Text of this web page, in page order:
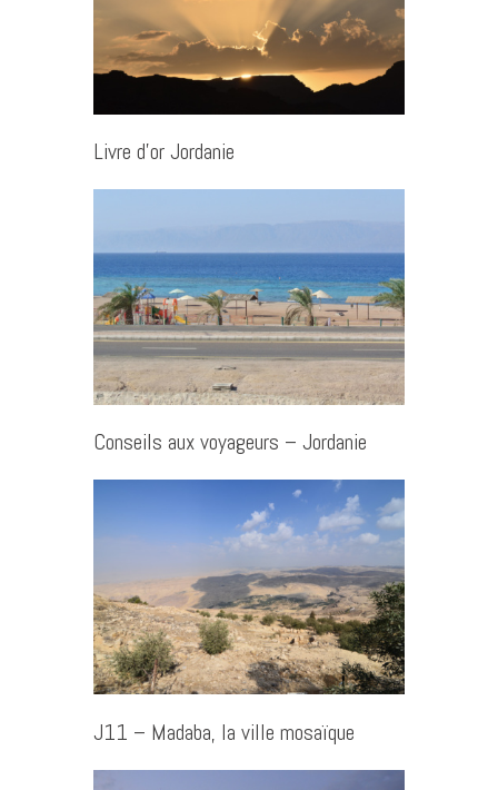
Livre d’or Jordanie
Conseils aux voyageurs – Jordanie
J11 – Madaba, la ville mosaïque